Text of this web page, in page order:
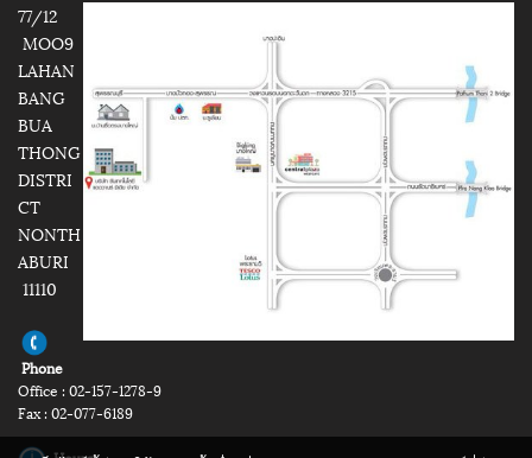
77/12
MOO9
LAHAN
BANG
BUA
THONG
DISTRI
CT
NONTH
ABURI
11110
Phone
Office : 02-157-1278-9
Fax : 02-077-6189